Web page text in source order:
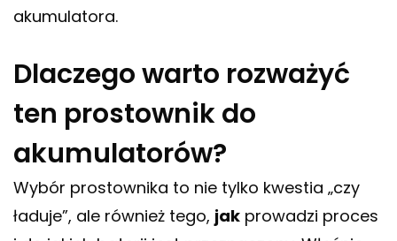
akumulatora.
Dlaczego warto rozważyć
ten prostownik do
akumulatorów?
Wybór prostownika to nie tylko kwestia „czy
ładuje”, ale również tego, jak prowadzi proces